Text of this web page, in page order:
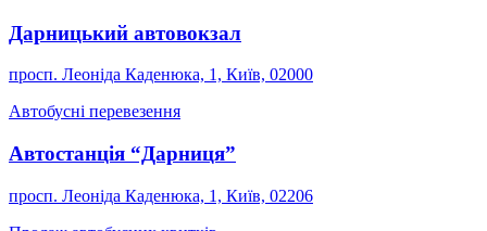
Дарницький автовокзал
просп. Леоніда Каденюка, 1, Київ, 02000
Автобусні перевезення
Автостанція “Дарниця”
просп. Леоніда Каденюка, 1, Київ, 02206